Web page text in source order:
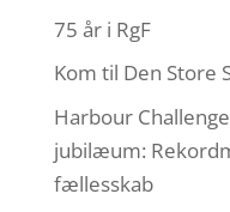
75 år i RgF
Kom til Den Store
Harbour
jubilæum:
fællesskab